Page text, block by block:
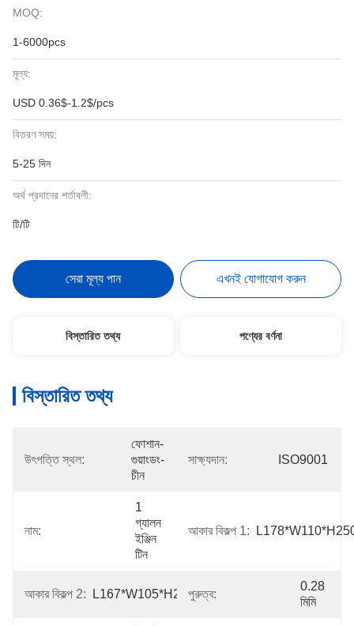
MOQ:
1-6000pcs
মূল্য:
USD 0.36$-1.2$/pcs
বিতরণ সময়:
5-25 দিন
অর্থ প্রদানের শর্তাবলী:
টি/টি
সেরা মূল্য পান এখনই যোগাযোগ করুন
বিস্তারিত তথ্য পণ্যের বর্ণনা
বিস্তারিত তথ্য
উৎপত্তি স্থল:
ফোশান-
গুয়াংডং-
চীন
সাক্ষ্যদান: ISO9001
নাম:
1
গ্যালন
ইঞ্জিন
টিন
আকার বিকল্প 1:
আকার বিকল্প 2: L167*W105*H260[জনপ্রিয়]
পুরুত্ব:
0.28
মিমি